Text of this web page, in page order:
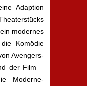
Adaption
modernes
Komödie
Avengers-
der Film –
Moderne-